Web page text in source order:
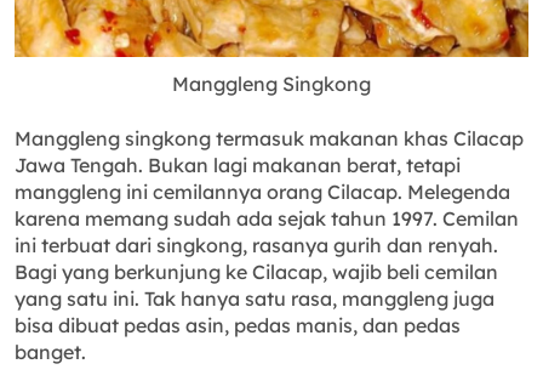
Manggleng Singkong
Manggleng singkong termasuk makanan khas Cilacap
Jawa Tengah. Bukan lagi makanan berat, tetapi
manggleng ini cemilannya orang Cilacap. Melegenda
karena memang sudah ada sejak tahun 1997. Cemilan
ini terbuat dari singkong, rasanya gurih dan renyah.
Bagi yang berkunjung ke Cilacap, wajib beli cemilan
yang satu ini. Tak hanya satu rasa, manggleng juga
bisa dibuat pedas asin, pedas manis, dan pedas
banget.